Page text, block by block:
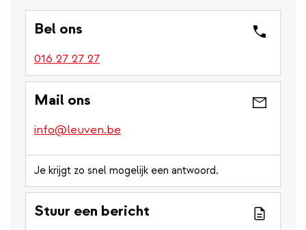
Bel ons
016 27 27 27
Mail ons
info@leuven.be
Je krijgt zo snel mogelijk een antwoord.
Stuur een bericht